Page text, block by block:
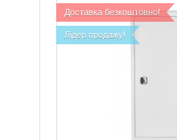
Доставка безкоштовно!
Лідер продажу!